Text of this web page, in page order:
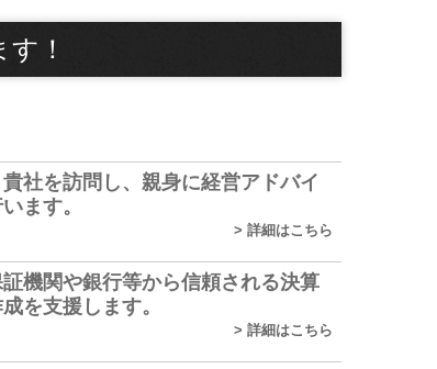
！
社を訪問し、親身に経営アドバイ
ます。
> 詳細はこちら
機関や銀行等から信頼される決算
を支援します。
> 詳細はこちら